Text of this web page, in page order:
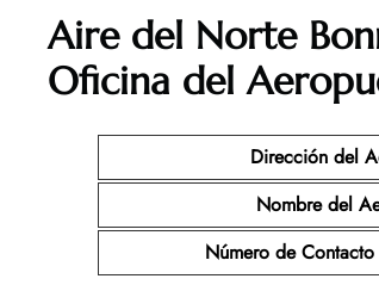
Aire del Norte
Oficina del
Dirección del
Nombre del
Número de